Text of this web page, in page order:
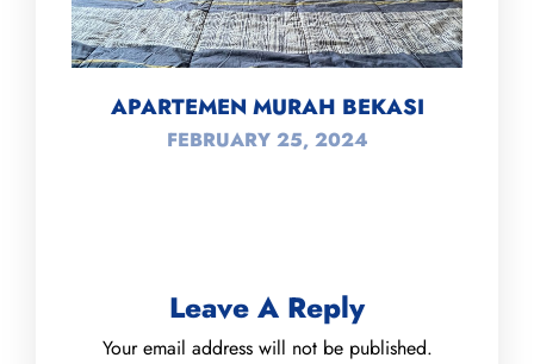
APARTEMEN MURAH BEKASI
FEBRUARY 25, 2024
Leave A Reply
Your email address will not be published.